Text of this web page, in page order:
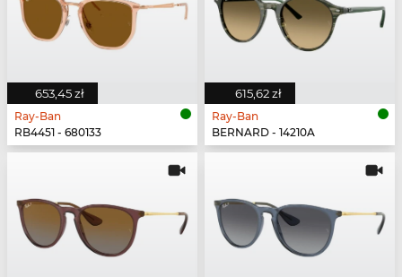
653,45 zł
Ray-Ban
RB4451 - 680133
615,62 zł
Ray-Ban
BERNARD - 14210A